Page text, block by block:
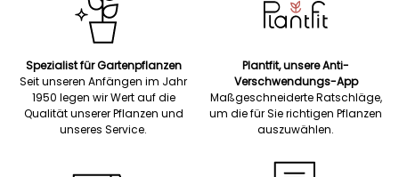
Spezialist für Gartenpflanzen
Seit unseren Anfängen im Jahr
1950 legen wir Wert auf die
Qualität unserer Pflanzen und
unseres Service.
Plantfit, unsere Anti-
Verschwendungs-App
Maßgeschneiderte Ratschläge,
um die für Sie richtigen Pflanzen
auszuwählen.